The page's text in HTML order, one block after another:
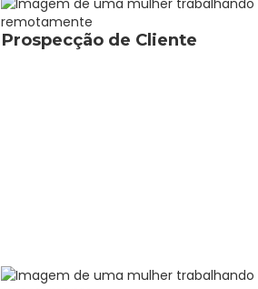
Prospecção de Cliente